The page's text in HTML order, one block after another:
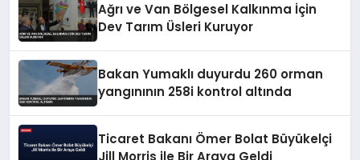
Ağrı ve Van Bölgesel Kalkınma İçin
Dev Tarım Üsleri Kuruyor
Bakan Yumaklı duyurdu 260 orman
yangınının 258i kontrol altında
Ticaret Bakanı Ömer Bolat Büyükelçi